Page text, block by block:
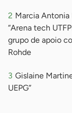
Marcia
“Arena tech
grupo de apoio
Rohde
Gislaine
UEPG”